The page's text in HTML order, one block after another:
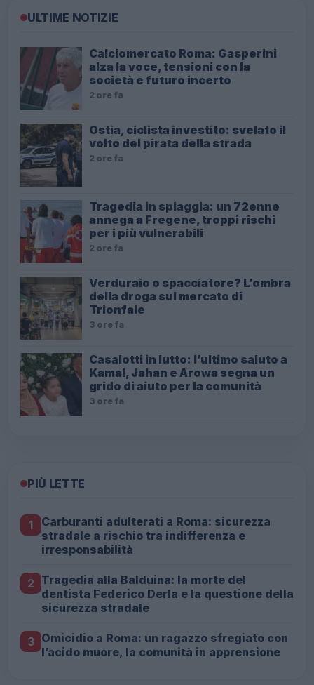
ULTIME NOTIZIE
Calciomercato Roma: Gasperini
alza la voce, tensioni con la
società e futuro incerto
2 ore fa
Ostia, ciclista investito: svelato il
volto del pirata della strada
2 ore fa
Tragedia in spiaggia: un 72enne
annega a Fregene, troppi rischi
per i più vulnerabili
2 ore fa
Verduraio o spacciatore? L’ombra
della droga sul mercato di
Trionfale
3 ore fa
Casalotti in lutto: l’ultimo saluto a
Kamal, Jahan e Arowa segna un
grido di aiuto per la comunità
3 ore fa
PIÙ LETTE
1
Carburanti adulterati a Roma: sicurezza
stradale a rischio tra indifferenza e
irresponsabilità
2 Tragedia alla Balduina: la morte del
dentista Federico Derla e la questione della
sicurezza stradale
3 Omicidio a Roma: un ragazzo sfregiato con
l’acido muore, la comunità in apprensione